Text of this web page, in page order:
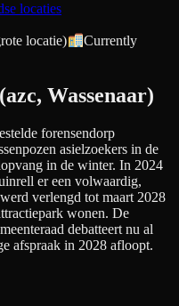
locaties
locatie)
Currently
Wassenaar)
forensendorp
asielzoekers in de
in de winter. In 2024
er een volwaardig,
verlengd tot maart 2028
wonen. De
debatteert nu al
afspraak in 2028 afloopt.